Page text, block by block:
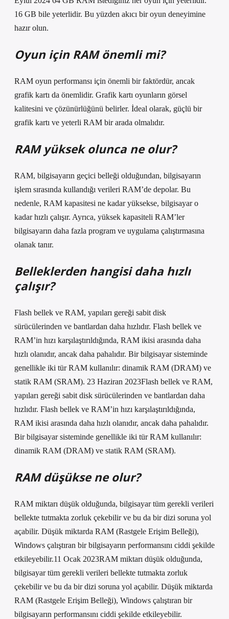
16 GB bile yeterlidir. Bu yüzden akıcı bir oyun deneyimine
hazır olun.
Oyun için RAM önemli mi?
RAM oyun performansı için önemli bir faktördür, ancak
grafik kartı da önemlidir. Grafik kartı oyunların görsel
kalitesini ve çözünürlüğünü belirler. İdeal olarak, güçlü bir
grafik kartı ve yeterli RAM bir arada olmalıdır.
RAM yüksek olunca ne olur?
RAM, bilgisayarın geçici belleği olduğundan, bilgisayarın
işlem sırasında kullandığı verileri RAM’de depolar. Bu
nedenle, RAM kapasitesi ne kadar yüksekse, bilgisayar o
kadar hızlı çalışır. Ayrıca, yüksek kapasiteli RAM’ler
bilgisayarın daha fazla program ve uygulama çalıştırmasına
olanak tanır.
Belleklerden hangisi daha hızlı
çalışır?
Flash bellek ve RAM, yapıları gereği sabit disk
sürücülerinden ve bantlardan daha hızlıdır. Flash bellek ve
RAM’in hızı karşılaştırıldığında, RAM ikisi arasında daha
hızlı olanıdır, ancak daha pahalıdır. Bir bilgisayar sisteminde
genellikle iki tür RAM kullanılır: dinamik RAM (DRAM) ve
statik RAM (SRAM). 23 Haziran 2023Flash bellek ve RAM,
yapıları gereği sabit disk sürücülerinden ve bantlardan daha
hızlıdır. Flash bellek ve RAM’in hızı karşılaştırıldığında,
RAM ikisi arasında daha hızlı olanıdır, ancak daha pahalıdır.
Bir bilgisayar sisteminde genellikle iki tür RAM kullanılır:
dinamik RAM (DRAM) ve statik RAM (SRAM).
RAM düşükse ne olur?
RAM miktarı düşük olduğunda, bilgisayar tüm gerekli verileri
bellekte tutmakta zorluk çekebilir ve bu da bir dizi soruna yol
açabilir. Düşük miktarda RAM (Rastgele Erişim Belleği),
Windows çalıştıran bir bilgisayarın performansını ciddi şekilde
etkileyebilir.11 Ocak 2023RAM miktarı düşük olduğunda,
bilgisayar tüm gerekli verileri bellekte tutmakta zorluk
çekebilir ve bu da bir dizi soruna yol açabilir. Düşük miktarda
RAM (Rastgele Erişim Belleği), Windows çalıştıran bir
bilgisayarın performansını ciddi şekilde etkileyebilir.